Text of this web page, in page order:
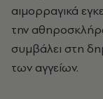
αιμορραγικά
την
συμβάλει στη
των αγγείων.